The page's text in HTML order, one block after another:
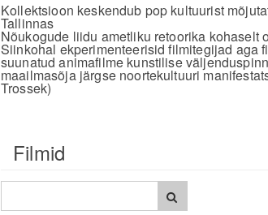
Kollektsioon keskendub pop kultuurist
Tallinnas
Nõukogude liidu ametliku retoorika
Siinkohal ekperimenteerisid filmitegijad aga
suunatud animafilme kunstilise
maailmasõja järgse noortekultuuri
Trossek)
Filmid